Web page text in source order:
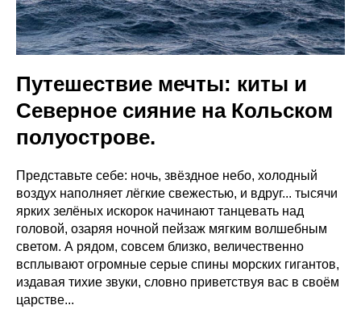
Путешествие мечты: киты и
Северное сияние на Кольском
полуострове.
Представьте себе: ночь, звёздное небо, холодный
воздух наполняет лёгкие свежестью, и вдруг... тысячи
ярких зелёных искорок начинают танцевать над
головой, озаряя ночной пейзаж мягким волшебным
светом. А рядом, совсем близко, величественно
всплывают огромные серые спины морских гигантов,
издавая тихие звуки, словно приветствуя вас в своём
царстве...